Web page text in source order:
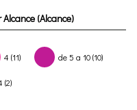
(Alcance)
4 (11) de 5 a 10 (10)
(2)